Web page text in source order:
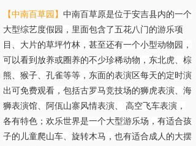
【中南百草园 】 中南百草原是位于安吉县内的一个
大型综艺度假园，里面包含了五花八门的游乐项
目、大片的草坪竹林，甚至还有一个小型动物园 ，
可以看到放养或圈养的不少珍稀动物，东北虎、棕
熊、猴子、孔雀等等，东面的表演区每天的定时演
出可免费观看，包括古罗马竞技场的狮虎表演、海
狮表演馆、阿佤山寨风情表演、 高空飞车表演，
各有特色； 欢乐世界是一个大型游乐场，有适合孩
子的儿童爬山车、旋转木马，也有适合成人的大摆